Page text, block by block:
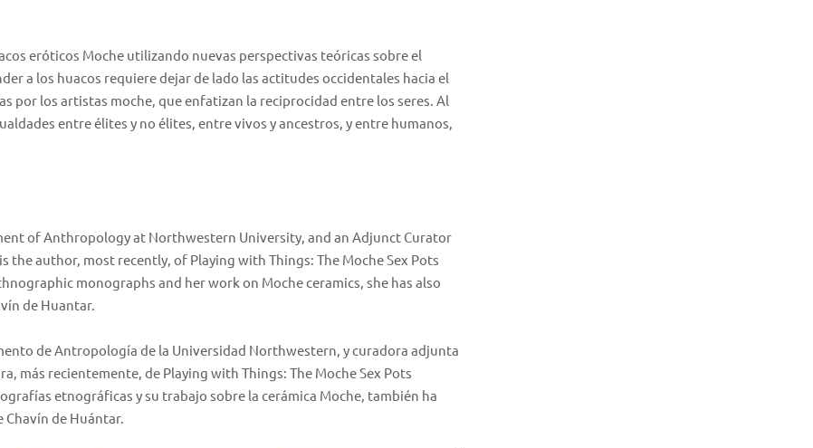
eróticos Moche utilizando nuevas perspectivas teóricas sobre el
a los huacos requiere dejar de lado las actitudes occidentales hacia el
por los artistas moche, que enfatizan la reciprocidad entre los seres. Al
entre élites y no élites, entre vivos y ancestros, y entre humanos,
of Anthropology at Northwestern University, and an Adjunct Curator
the author, most recently, of Playing with Things: The Moche Sex Pots
monographs and her work on Moche ceramics, she has also
de Huantar.
de Antropología de la Universidad Northwestern, y curadora adjunta
más recientemente, de Playing with Things: The Moche Sex Pots
etnográficas y su trabajo sobre la cerámica Moche, también ha
de Huántar.